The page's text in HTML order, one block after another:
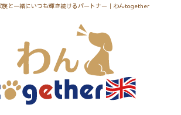
族と一緒にいつも輝き続けるパートナー｜わんtogether